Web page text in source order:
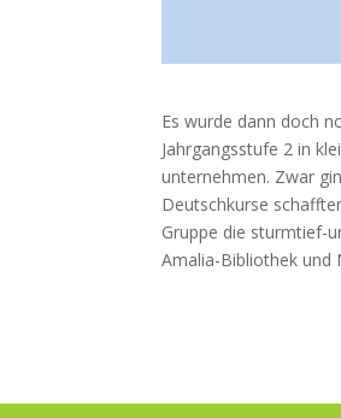
Es wurde dann doch
Jahrgangsstufe 2 in
unternehmen. Zwar
Deutschkurse
Gruppe die sturmtief-
Amalia-Bibliothek und